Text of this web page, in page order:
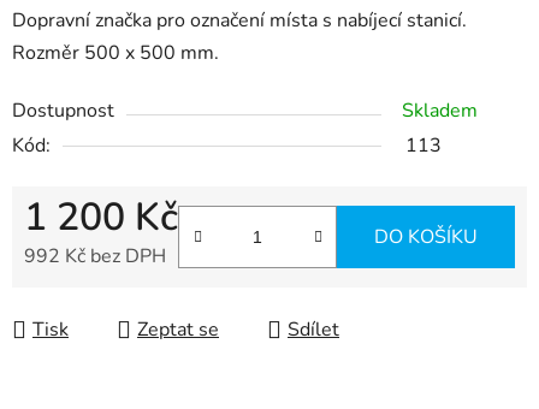
Dopravní značka pro označení místa s nabíjecí stanicí.
Rozměr 500 x 500 mm.
Dostupnost
Skladem
Kód:
113
1 200 Kč
992 Kč bez DPH
DO KOŠÍKU
Tisk Zeptat se Sdílet